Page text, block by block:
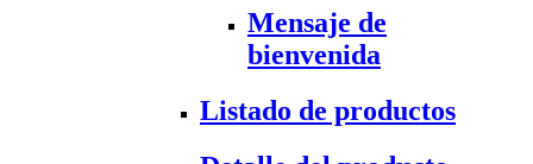
Mensaje de
bienvenida
Listado de productos